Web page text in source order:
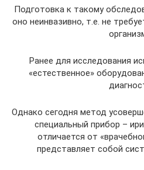
Подготовка к такому
оно неинвазивно, т.е. не
Ранее для исследования
«естественное»
Однако сегодня метод
специальный прибор –
отличается от
представляет собой